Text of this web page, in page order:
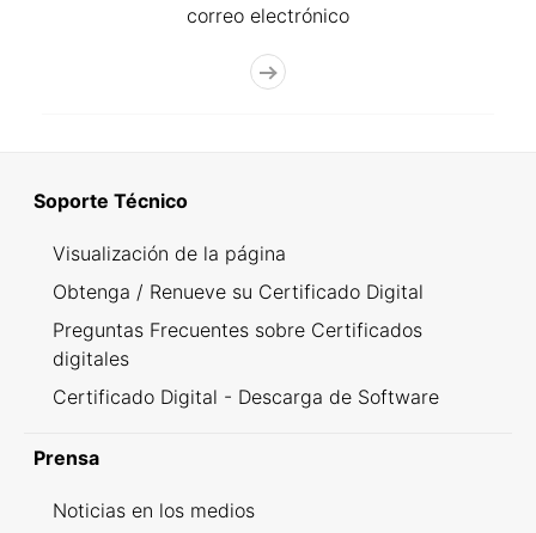
correo electrónico
Soporte Técnico
Visualización de la página
Obtenga / Renueve su Certificado Digital
Preguntas Frecuentes sobre Certificados
digitales
Certificado Digital - Descarga de Software
Prensa
Noticias en los medios